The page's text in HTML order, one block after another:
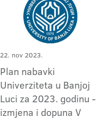
22. nov 2023.
Plan nabavki
Univerziteta u Banjoj
Luci za 2023. godinu -
izmjena i dopuna V